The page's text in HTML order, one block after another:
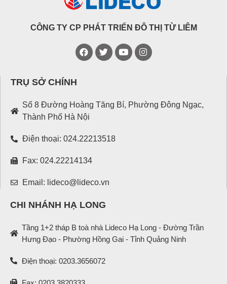
CÔNG TY CP PHÁT TRIỂN ĐÔ THỊ TỪ LIÊM
TRỤ SỞ CHÍNH
Số 8 Đường Hoàng Tăng Bí, Phường Đông Ngạc,
Thành Phố Hà Nội
Điện thoại: 024.22213518
Fax: 024.22214134
Email: lideco@lideco.vn
CHI NHÁNH HẠ LONG
Tầng 1+2 tháp B toà nhà Lideco Hạ Long - Đường Trần
Hưng Đạo - Phường Hồng Gai - Tỉnh Quảng Ninh
Điện thoại: 0203.3656072